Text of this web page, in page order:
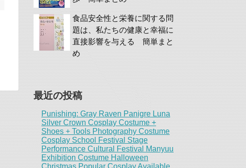
食品安全性と栄養に関する問
題は、私たちの健康と幸福に
直接影響を与える 簡単まと
め
最近の投稿
Punishing: Gray Raven Panigre Luna
Silver Crown Cosplay Costume +
Shoes + Tools Photography Costume
Cosplay School Festival Stage
Performance Cultural Festival Manyuu
Exhibition Costume Halloween